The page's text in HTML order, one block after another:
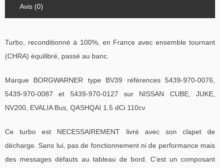
Avis (0)
Turbo, reconditionné à 100%, en France avec ensemble tournant
(CHRA) équilibré, passé au banc.
Marque BORGWARNER type BV39 références 5439-970-0076,
5439-970-0087 et 5439-970-0127 sur NISSAN CUBE, JUKE,
NV200, EVALIA Bus, QASHQAI 1.5 dCi 110cv
Ce turbo est NECESSAIREMENT livré avec son clapet de
décharge. Sans lui, pas de fonctionnement ni de performance mais
des messages défauts au tableau de bord. C’est un composant